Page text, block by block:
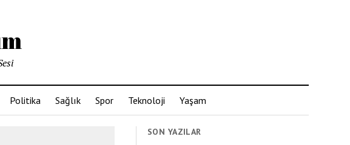
Politika Sağlık Spor Teknoloji Yaşam
SON YAZILAR